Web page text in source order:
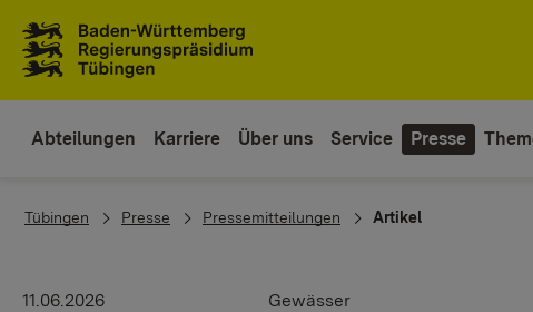
Abteilungen Karriere Über uns Service Presse
You are here:
Tübingen Presse Pressemitteilungen Artikel
11.06.2026
Gewässer